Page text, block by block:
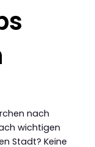
nach
wichtigen
Stadt? Keine